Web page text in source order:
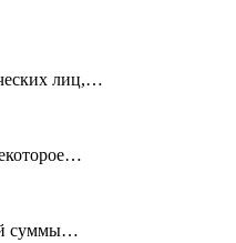
лиц,…
суммы…